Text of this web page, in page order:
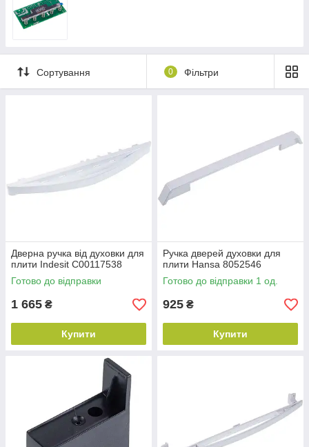
Сортування 0 Фільтри
Дверна ручка від духовки для
плити Indesit C00117538
Готово до відправки
1 665 ₴
Купити
Ручка дверей духовки для
плити Hansa 8052546
Готово до відправки 1 од.
925 ₴
Купити